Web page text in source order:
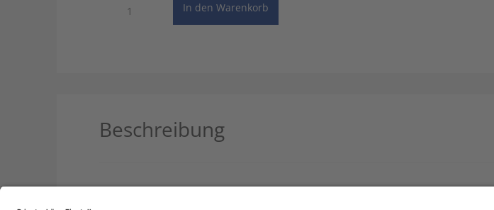
Geneeskundig
In den Warenkorb
Beschreibung